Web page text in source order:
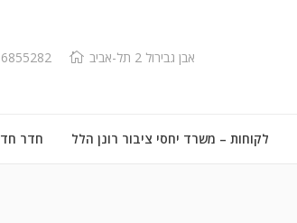
אבן גבירול 2 תל-אביב
לקוחות – משרד יחסי ציבור רונן הלל חדר